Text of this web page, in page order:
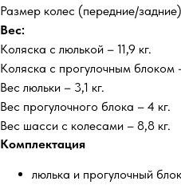
Размер колес (передние/
Вес:
Коляска с люлькой – 11,9 кг.
Коляска с прогулочным блоком
Вес люльки – 3,1 кг.
Вес прогулочного блока – 4 кг.
Вес шасси с колесами – 8,8 кг.
Комплектация
люлька и прогулочный блок